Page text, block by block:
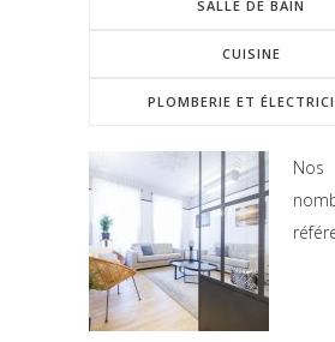
SALLE DE BAIN
CUISINE
PLOMBERIE ET
Nos